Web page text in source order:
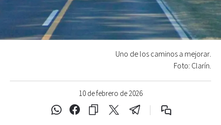
10 de febrero de 2026
Uno de los caminos a mejorar.
Foto: Clarín.